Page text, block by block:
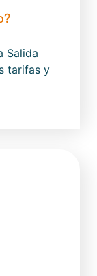
Salida
tarifas y